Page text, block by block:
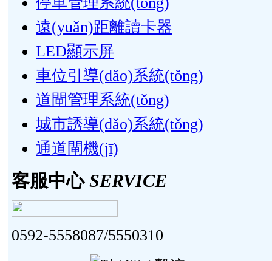
遠(yuǎn)距離讀卡器
LED顯示屏
車位引導(dǎo)系統(tǒng)
道閘管理系統(tǒng)
城市誘導(dǎo)系統(tǒng)
通道閘機(jī)
客服中心 SERVICE
0592-5558087/5550310